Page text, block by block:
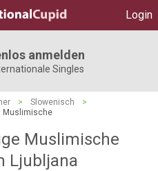
Login
anmelden
Singles
> Slowenisch
>
Muslimische
Muslimische
Ljubljana